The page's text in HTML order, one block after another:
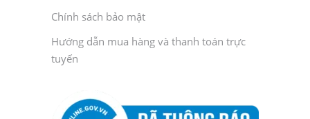
Chính sách bảo mật
Hướng dẫn mua hàng và thanh toán trực
tuyến